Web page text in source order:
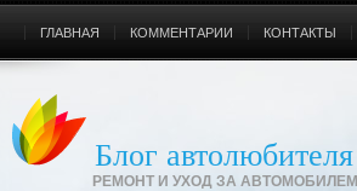
Блог автолюбителя
РЕМОНТ И УХОД ЗА АВТОМОБИЛЕМ
ГЛАВНАЯ КОММЕНТАРИИ КОНТАКТЫ